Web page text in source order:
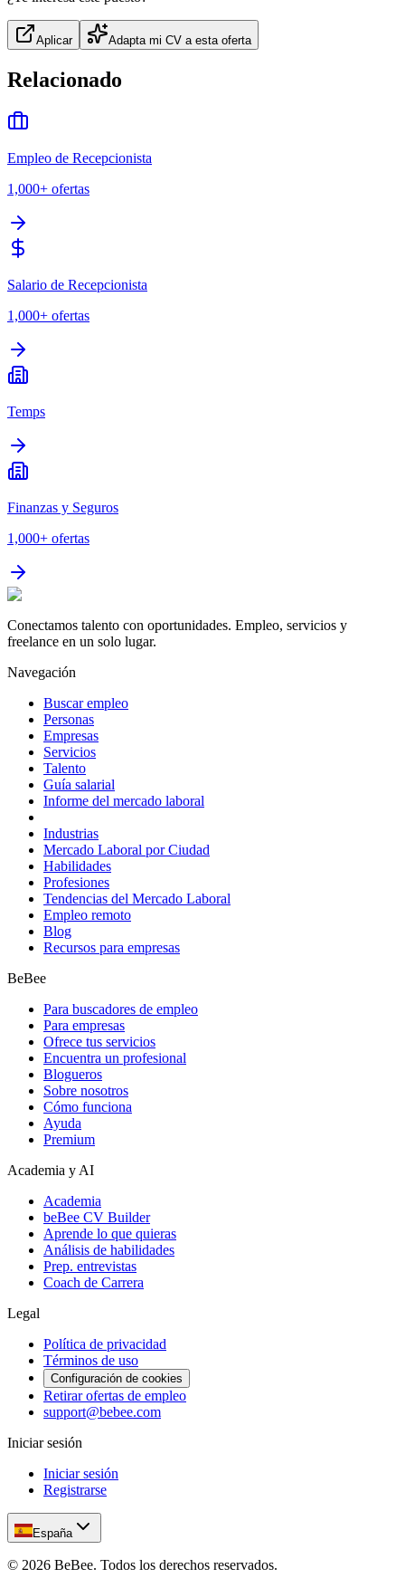
Aplicar Adapta mi CV a esta oferta
Relacionado
Empleo de Recepcionista
1,000+ ofertas
Salario de Recepcionista
1,000+ ofertas
Temps
Finanzas y Seguros
1,000+ ofertas
Conectamos talento con oportunidades. Empleo, servicios y
freelance en un solo lugar.
Navegación
Buscar empleo
Personas
Empresas
Servicios
Talento
Guía salarial
Informe del mercado laboral
Industrias
Mercado Laboral por Ciudad
Habilidades
Profesiones
Tendencias del Mercado Laboral
Empleo remoto
Blog
Recursos para empresas
BeBee
Para buscadores de empleo
Para empresas
Ofrece tus servicios
Encuentra un profesional
Blogueros
Sobre nosotros
Cómo funciona
Ayuda
Premium
Academia y AI
Academia
beBee CV Builder
Aprende lo que quieras
Análisis de habilidades
Prep. entrevistas
Coach de Carrera
Legal
Política de privacidad
Términos de uso
Configuración de cookies
Retirar ofertas de empleo
support@bebee.com
Iniciar sesión
Iniciar sesión
Registrarse
España
© 2026 BeBee. Todos los derechos reservados.